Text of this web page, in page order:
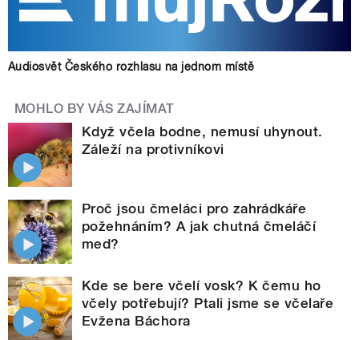
Audiosvět Českého rozhlasu na jednom místě
MOHLO BY VÁS ZAJÍMAT
Když včela bodne, nemusí uhynout.
Záleží na protivníkovi
Proč jsou čmeláci pro zahrádkáře
požehnáním? A jak chutná čmeláčí
med?
Kde se bere včelí vosk? K čemu ho
včely potřebují? Ptali jsme se včelaře
Evžena Báchora